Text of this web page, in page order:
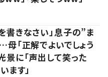
書きなさい」息子の”ま
「正解でよいでしょう
景に「声出して笑った
ます」